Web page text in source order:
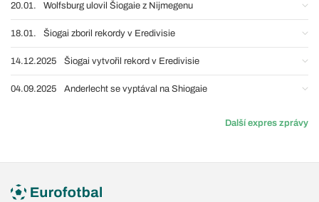
20.01. Wolfsburg ulovil Šiogaie z Nijmegenu
18.01. Šiogai zboril rekordy v Eredivisie
14.12.2025 Šiogai vytvořil rekord v Eredivisie
04.09.2025 Anderlecht se vyptával na Shiogaie
Další expres zprávy